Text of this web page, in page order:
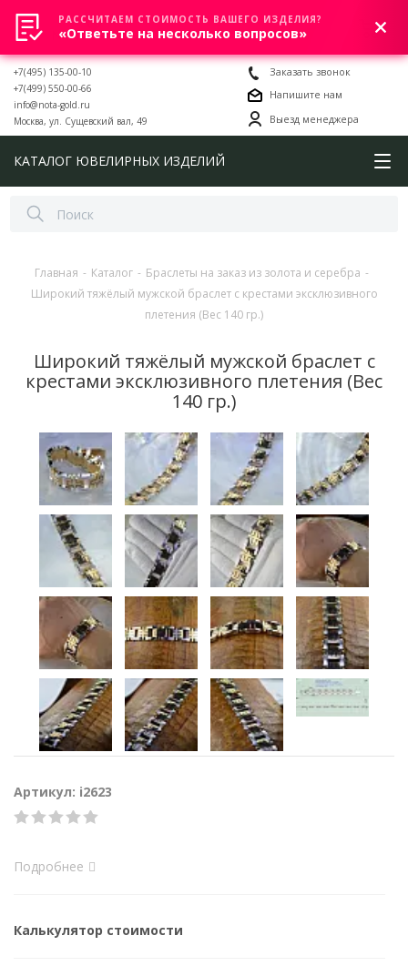
0
+7(495) 135-00-10
+7(499) 550-00-66
info@nota-gold.ru
Москва, ул. Сущевский вал, 49
Заказать звонок
Напишите нам
Выезд менеджера
КАТАЛОГ ЮВЕЛИРНЫХ ИЗДЕЛИЙ
Главная - Каталог - Браслеты на заказ из золота и серебра -
Широкий тяжёлый мужской браслет с крестами эксклюзивного
плетения (Вес 140 гр.)
Широкий тяжёлый мужской браслет с
крестами эксклюзивного плетения (Вес
140 гр.)
Артикул: i2623
Подробнее
Калькулятор стоимости
РАССЧИТАЕМ СТОИМОСТЬ ВАШЕГО ИЗДЕЛИЯ?
«Ответьте на несколько вопросов»